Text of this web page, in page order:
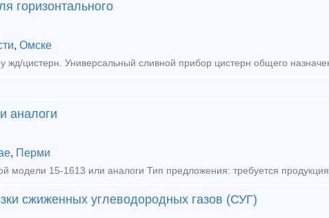
горизонтального
, Омске
аналоги
, Перми
модели 15-1613 или аналоги Тип предложения: требуется продукция
сжиженных углеводородных газов (СУГ)